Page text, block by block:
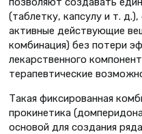
(таблетку, капсулу и т.
активные действующие
комбинация) без потери
лекарственного
терапевтические
Такая фиксированная
прокинетика
основой для создания